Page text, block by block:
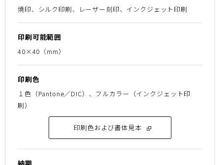
焼印、シルク印刷、レーザー刻印、インクジェット印刷
印刷可能範囲
40×40（mm）
印刷色
１色（Pantone／DIC）、フルカラー（インクジェット印
刷）
印刷色および書体見本
納期